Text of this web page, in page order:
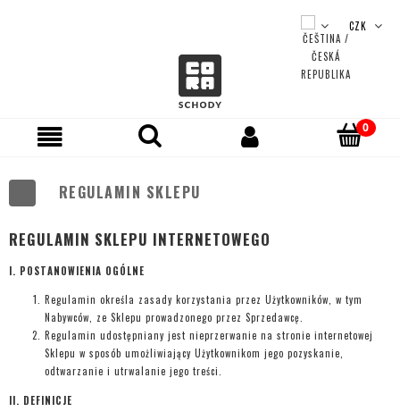
REGULAMIN SKLEPU
REGULAMIN SKLEPU INTERNETOWEGO
I. POSTANOWIENIA OGÓLNE
Regulamin określa zasady korzystania przez Użytkowników, w tym
Nabywców, ze Sklepu prowadzonego przez Sprzedawcę.
Regulamin udostępniany jest nieprzerwanie na stronie internetowej
Sklepu w sposób umożliwiający Użytkownikom jego pozyskanie,
odtwarzanie i utrwalanie jego treści.
II. DEFINICJE